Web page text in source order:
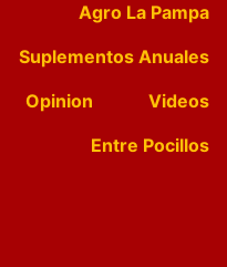
Agro La Pampa
Suplementos Anuales
Opinion
Videos
Entre Pocillos